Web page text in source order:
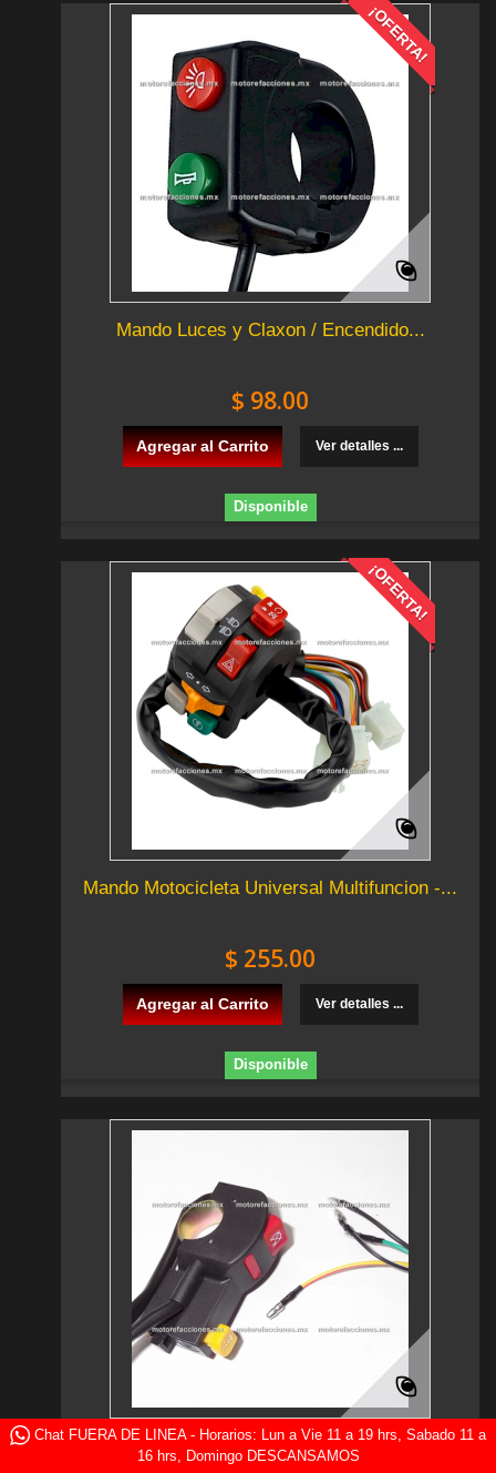
¡OFERTA!
Mando Luces y Claxon / Encendido...
$ 98.00
Agregar al Carrito Ver detalles ...
Disponible
¡OFERTA!
Mando Motocicleta Universal Multifuncion -...
$ 255.00
Agregar al Carrito Ver detalles ...
Disponible
Mando Universal 7/8" - Derecho o Izquierdo
Chat FUERA DE LINEA - Horarios: Lun a Vie 11 a 19 hrs, Sabado 11 a
16 hrs, Domingo DESCANSAMOS